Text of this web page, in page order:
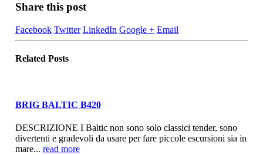
Share this post
Facebook Twitter LinkedIn Google + Email
Related Posts
BRIG BALTIC B420
DESCRIZIONE I Baltic non sono solo classici tender, sono
divertenti e gradevoli da usare per fare piccole escursioni sia in
mare... read more